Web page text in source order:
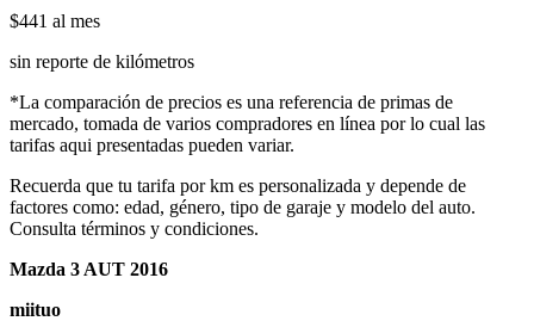
$441 al mes
sin reporte de kilómetros
*La comparación de precios es una referencia de primas de
mercado, tomada de varios compradores en línea por lo cual las
tarifas aqui presentadas pueden variar.
Recuerda que tu tarifa por km es personalizada y depende de
factores como: edad, género, tipo de garaje y modelo del auto.
Consulta términos y condiciones.
Mazda 3 AUT 2016
miituo